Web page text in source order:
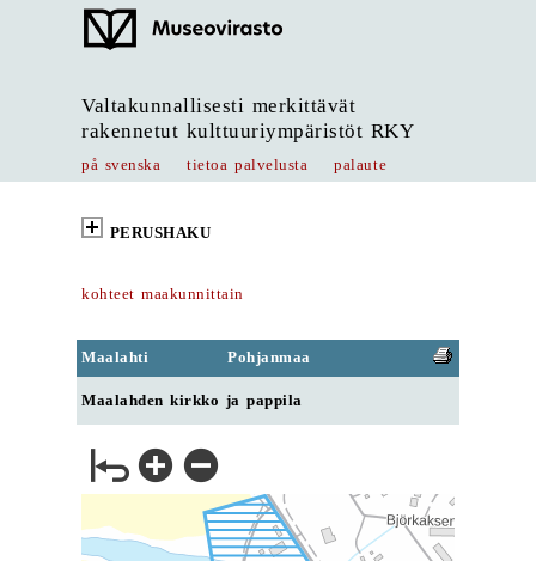
Valtakunnallisesti merkittävät
rakennetut kulttuuriympäristöt RKY
på svenska tietoa palvelusta palaute
PERUSHAKU
kohteet maakunnittain
Maalahti Pohjanmaa
Maalahden kirkko ja pappila